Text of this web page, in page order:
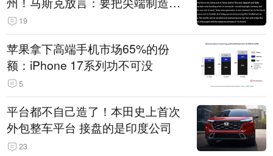
回美国
19
苹果拿下高端手机市场65%的份
额：iPhone 17系列功不可没
5
平台都不自己造了！本田史上首次
外包整车平台 接盘的是印度公司
23